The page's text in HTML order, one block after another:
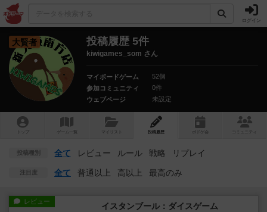
ログイン
大賢者 投稿履歴 5件
kiwigames_som さん
マイボードゲーム
52個
参加コミュニティ
0件
ウェブページ
未設定
トップ ゲーム一覧 マイリスト 投稿履歴 ボ ドゲ コミュニティ
投稿種別 全て レビュー ルール 戦略 リプレイ
注目度 全て 普通以上 高以上 最高のみ
レビュー イスタンブール：ダイスゲーム